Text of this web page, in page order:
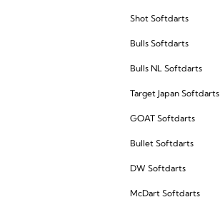
Shot Softdarts
Bulls Softdarts
Bulls NL Softdarts
Target Japan Softdarts
GOAT Softdarts
Bullet Softdarts
DW Softdarts
McDart Softdarts